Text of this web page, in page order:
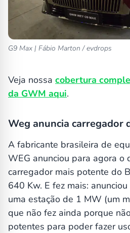
G9 Max | Fábio Marton / evdrops
Veja nossa cobertura
da GWM aqui.
Weg anuncia carregador
A fabricante brasileira de
WEG anunciou para agora o
carregador mais potente do
640 Kw. E fez mais:
uma estação de 1 MW (um
que não fez ainda porque
potentes para poder fazer